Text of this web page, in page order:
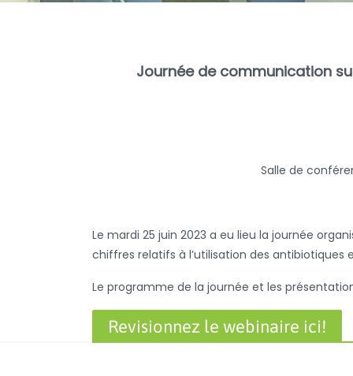
Journée de communication
Salle de
Le mardi 25 juin 2023 a eu lieu la journée
chiffres relatifs à l’utilisation des antibiotiques
Le programme de la journée et les
Revisionnez le webinaire ici!